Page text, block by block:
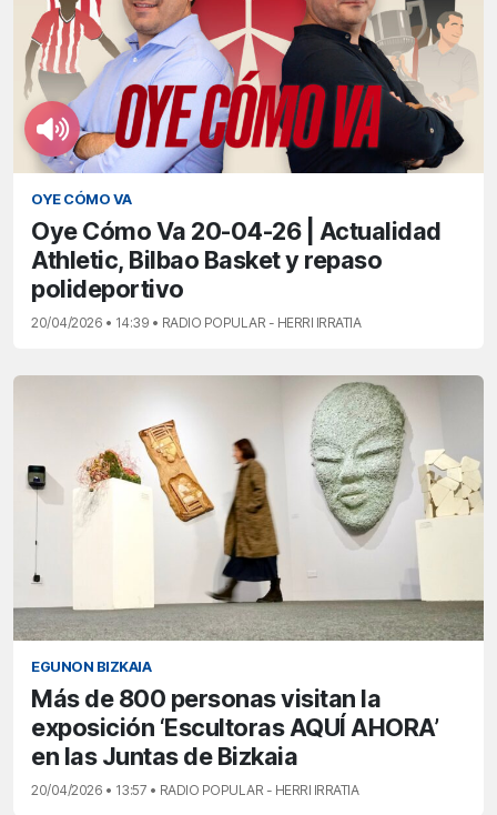
OYE CÓMO VA
Oye Cómo Va 20-04-26 | Actualidad
Athletic, Bilbao Basket y repaso
polideportivo
20/04/2026 • 14:39 • RADIO POPULAR - HERRI IRRATIA
EGUNON BIZKAIA
Más de 800 personas visitan la
exposición ‘Escultoras AQUÍ AHORA’
en las Juntas de Bizkaia
20/04/2026 • 13:57 • RADIO POPULAR - HERRI IRRATIA